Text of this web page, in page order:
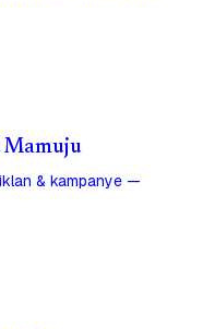
Mamuju
& kampanye —